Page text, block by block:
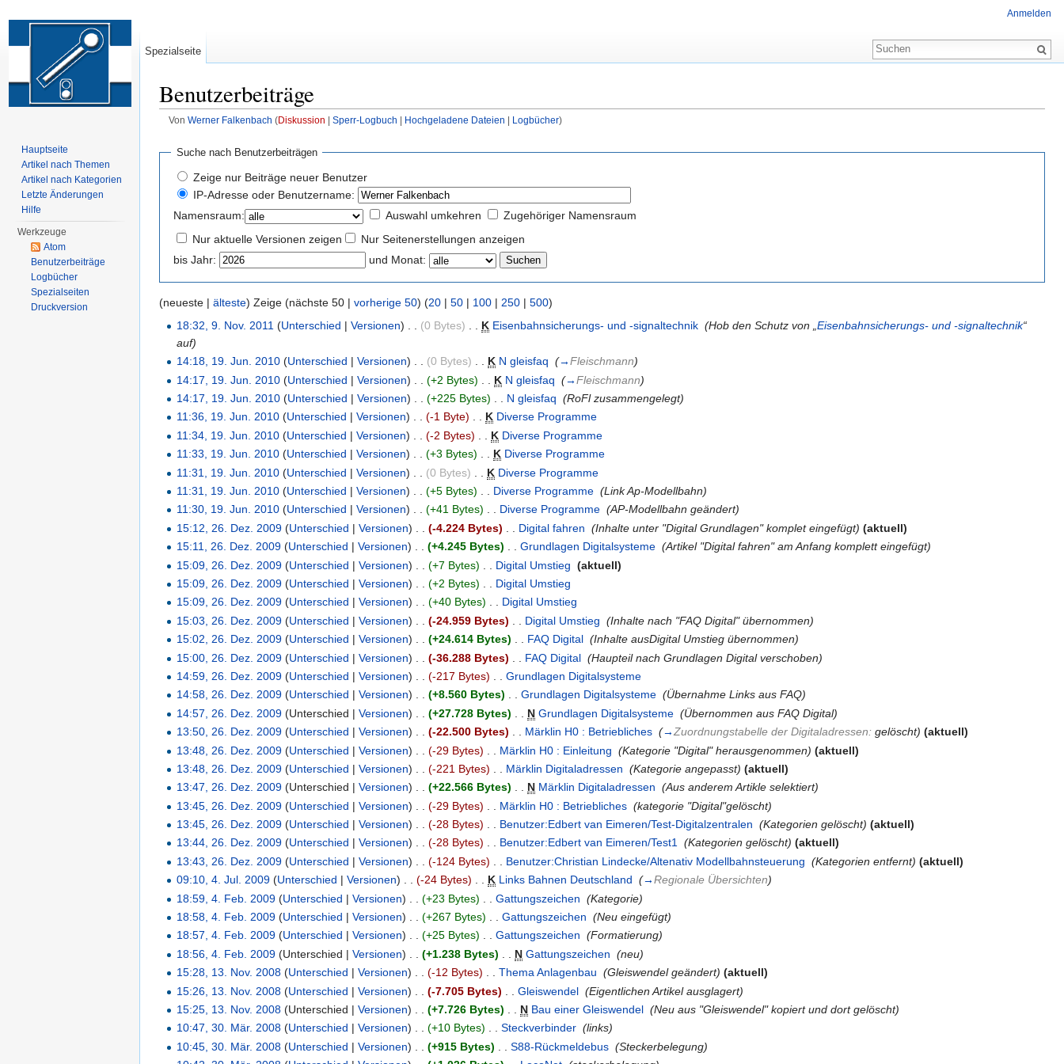
Benutzerbeiträge
Von Werner Falkenbach (Diskussion Sperr-Logbuch Hochgeladene Dateien Logbücher)
Suche nach Benutzerbeiträgen
Zeige nur Beiträge neuer Benutzer
IP-Adresse oder Benutzername:
Namensraum:
Auswahl umkehren
Zugehöriger Namensraum
Nur aktuelle Versionen zeigen
Nur Seitenerstellungen anzeigen
bis Jahr:
und Monat:
(neueste | älteste) Zeige (nächste 50 | vorherige 50) (20 | 50 | 100 | 250 | 500)
18:32, 9. Nov. 2011 (Unterschied |Versionen) (0 Bytes) K Eisenbahnsicherungs- und -signaltechnik ‎(Hob den Schutz von „Eisenbahnsicherungs- und -signaltechnik“
auf)
14:18, 19. Jun. 2010 (Unterschied |Versionen) . . (0 Bytes) . . K N gleisfaq ‎(→Fleischmann)
14:17, 19. Jun. 2010 (Unterschied |Versionen) (+2 Bytes) K N gleisfaq ‎(→Fleischmann)
14:17, 19. Jun. 2010 (Unterschied |Versionen) (+225 Bytes) N gleisfaq ‎(RoFl zusammengelegt)
11:36, 19. Jun. 2010 (Unterschied |Versionen) . . (-1 Byte) . . K Diverse Programme
11:34, 19. Jun. 2010 (Unterschied |Versionen) (-2 Bytes) K Diverse Programme
11:33, 19. Jun. 2010 (Unterschied |Versionen) . . (+3 Bytes) . . K Diverse Programme
11:31, 19. Jun. 2010 (Unterschied |Versionen) (0 Bytes) K Diverse Programme
11:31, 19. Jun. 2010 (Unterschied |Versionen) (+5 Bytes) Diverse Programme ‎(Link Ap-Modellbahn)
11:30, 19. Jun. 2010 (Unterschied |Versionen) . . (+41 Bytes) . . Diverse Programme ‎(AP-Modellbahn geändert)
15:12, 26. Dez. 2009 (Unterschied |Versionen) (-4.224 Bytes) Digital fahren ‎(Inhalte unter "Digital Grundlagen" komplet eingefügt) (aktuell)
15:11, 26. Dez. 2009 (Unterschied |Versionen) . . (+4.245 Bytes) . . Grundlagen Digitalsysteme ‎(Artikel "Digital fahren" am Anfang komplett eingefügt)
15:09, 26. Dez. 2009 (Unterschied |Versionen) (+7 Bytes) Digital Umstieg ‎(aktuell)
15:09, 26. Dez. 2009 (Unterschied |Versionen) (+2 Bytes) Digital Umstieg
15:09, 26. Dez. 2009 (Unterschied |Versionen) . . (+40 Bytes) . . Digital Umstieg
15:03, 26. Dez. 2009 (Unterschied |Versionen) (-24.959 Bytes) Digital Umstieg ‎(Inhalte nach "FAQ Digital" übernommen)
15:02, 26. Dez. 2009 (Unterschied |Versionen) (+24.614 Bytes) FAQ Digital ‎(Inhalte ausDigital Umstieg übernommen)
15:00, 26. Dez. 2009 (Unterschied |Versionen) (-36.288 Bytes) FAQ Digital ‎(Haupteil nach Grundlagen Digital verschoben)
14:59, 26. Dez. 2009 (Unterschied |Versionen) (-217 Bytes) Grundlagen Digitalsysteme
14:58, 26. Dez. 2009 (Unterschied |Versionen) . . (+8.560 Bytes) . . Grundlagen Digitalsysteme ‎(Übernahme Links aus FAQ)
14:57, 26. Dez. 2009 (Unterschied |Versionen) (+27.728 Bytes) N Grundlagen Digitalsysteme ‎(Übernommen aus FAQ Digital)
13:50, 26. Dez. 2009 (Unterschied |Versionen) (-22.500 Bytes) Märklin H0 : Betriebliches ‎(→Zuordnungstabelle der Digitaladressen:gelöscht) (aktuell)
13:48, 26. Dez. 2009 (Unterschied |Versionen) (-29 Bytes) Märklin H0 : Einleitung ‎(Kategorie "Digital" herausgenommen) (aktuell)
13:48, 26. Dez. 2009 (Unterschied |Versionen) (-221 Bytes) Märklin Digitaladressen ‎(Kategorie angepasst) (aktuell)
13:47, 26. Dez. 2009 (Unterschied |Versionen) . . (+22.566 Bytes) . . N Märklin Digitaladressen ‎(Aus anderem Artikle selektiert)
13:45, 26. Dez. 2009 (Unterschied |Versionen) (-29 Bytes) Märklin H0 : Betriebliches ‎(kategorie "Digital"gelöscht)
13:45, 26. Dez. 2009 (Unterschied |Versionen) (-28 Bytes) Benutzer:Edbert van Eimeren/Test-Digitalzentralen ‎(Kategorien gelöscht) (aktuell)
13:44, 26. Dez. 2009 (Unterschied |Versionen) . . (-28 Bytes) . . Benutzer:Edbert van Eimeren/Test1 ‎(Kategorien gelöscht) (aktuell)
13:43, 26. Dez. 2009 (Unterschied |Versionen) (-124 Bytes) Benutzer:Christian Lindecke/Altenativ Modellbahnsteuerung ‎(Kategorien entfernt) (aktuell)
09:10, 4. Jul. 2009 (Unterschied |Versionen) . . (-24 Bytes) . . K Links Bahnen Deutschland ‎(→Regionale Übersichten)
18:59, 4. Feb. 2009 (Unterschied |Versionen) (+23 Bytes) Gattungszeichen ‎(Kategorie)
18:58, 4. Feb. 2009 (Unterschied |Versionen) (+267 Bytes) Gattungszeichen ‎(Neu eingefügt)
18:57, 4. Feb. 2009 (Unterschied |Versionen) . . (+25 Bytes) . . Gattungszeichen ‎(Formatierung)
18:56, 4. Feb. 2009 (Unterschied |Versionen) (+1.238 Bytes) N Gattungszeichen ‎(neu)
15:28, 13. Nov. 2008 (Unterschied |Versionen) . . (-12 Bytes) . . Thema Anlagenbau ‎(Gleiswendel geändert) (aktuell)
15:26, 13. Nov. 2008 (Unterschied |Versionen) (-7.705 Bytes) Gleiswendel ‎(Eigentlichen Artikel ausglagert)
15:25, 13. Nov. 2008 (Unterschied |Versionen) (+7.726 Bytes) N Bau einer Gleiswendel ‎(Neu aus "Gleiswendel" kopiert und dort gelöscht)
10:47, 30. Mär. 2008 (Unterschied |Versionen) . . (+10 Bytes) . . Steckverbinder ‎(links)
10:45, 30. Mär. 2008 (Unterschied |Versionen) (+915 Bytes) S88-Rückmeldebus ‎(Steckerbelegung)
Anmelden
Spezialseite
Hauptseite
Artikel nach Themen
Artikel nach Kategorien
Letzte Änderungen
Hilfe
Werkzeuge
Atom
Benutzerbeiträge
Logbücher
Spezialseiten
Druckversion